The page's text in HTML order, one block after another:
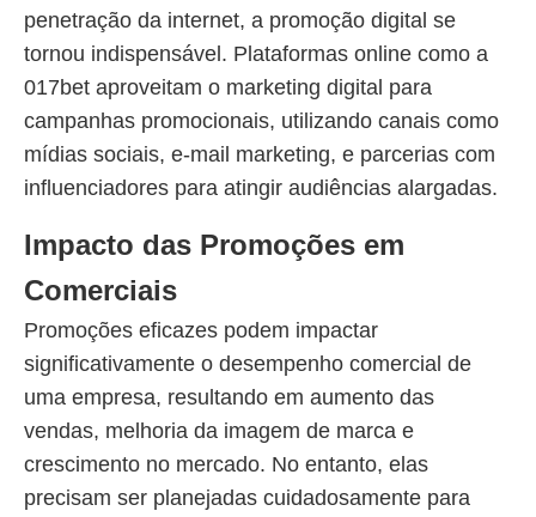
penetração da internet, a promoção digital se
tornou indispensável. Plataformas online como a
017bet aproveitam o marketing digital para
campanhas promocionais, utilizando canais como
mídias sociais, e-mail marketing, e parcerias com
influenciadores para atingir audiências alargadas.
Impacto das Promoções em
Comerciais
Promoções eficazes podem impactar
significativamente o desempenho comercial de
uma empresa, resultando em aumento das
vendas, melhoria da imagem de marca e
crescimento no mercado. No entanto, elas
precisam ser planejadas cuidadosamente para